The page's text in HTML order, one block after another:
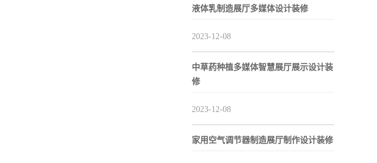
液体乳制造展厅多媒体设计装修
2023-12-08
中草药种植多媒体智慧展厅展示设计装
修
2023-12-08
家用空气调节器制造展厅制作设计装修